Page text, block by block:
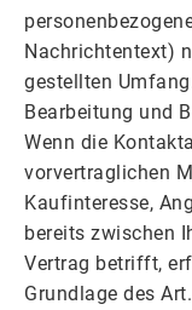
Nachrichtentext)
gestellten
Bearbeitung und
Wenn die
vorvertraglichen
Kaufinteresse,
bereits zwischen
Vertrag betrifft,
Grundlage des